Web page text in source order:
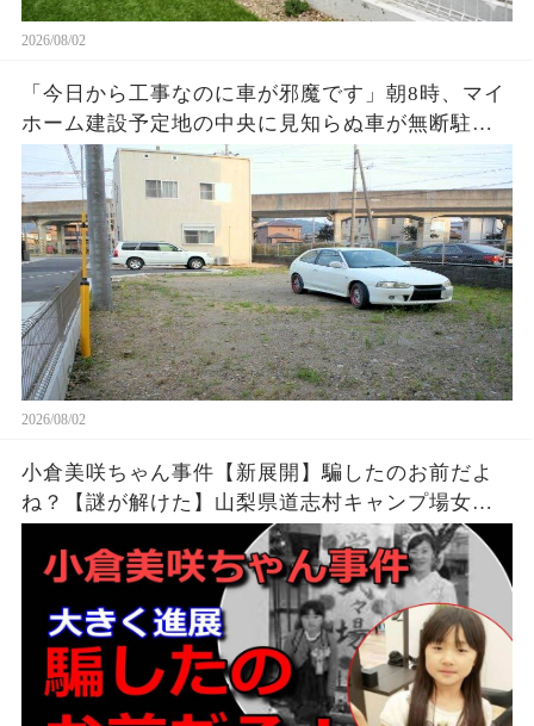
2026/08/02
「今日から工事なのに車が邪魔です」朝8時、マイ
ホーム建設予定地の中央に見知らぬ車が無断駐
車…警察が見守る中、業者がショベルカーで周囲
を掘り始めると…
2026/08/02
小倉美咲ちゃん事件【新展開】騙したのお前だよ
ね？【謎が解けた】山梨県道志村キャンプ場女児